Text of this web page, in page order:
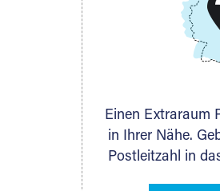
DMG
Schieferstein 11A
Einen Extraraum
in Ihrer Nähe.
Postleitzahl in